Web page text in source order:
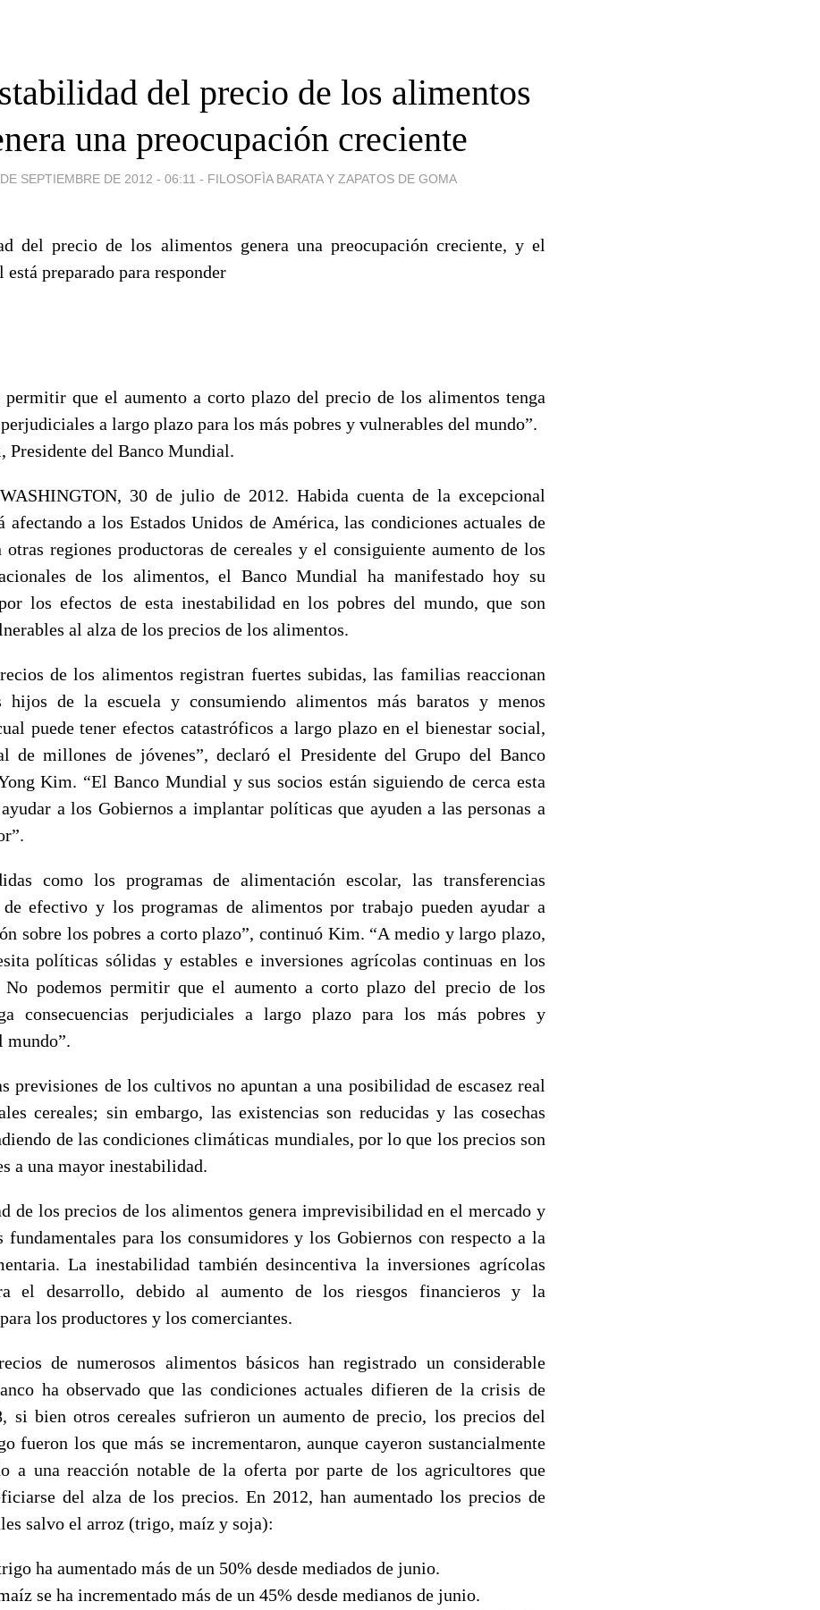
del precio de los alimentos
una preocupación creciente
SEPTIEMBRE DE 2012 - 06:11 - FILOSOFÌA BARATA Y ZAPATOS DE GOMA
del precio de los alimentos genera una preocupación creciente, y el
preparado para responder
permitir que el aumento a corto plazo del precio de los alimentos tenga
a largo plazo para los más pobres y vulnerables del mundo”.
Presidente del Banco Mundial.
30 de julio de 2012. Habida cuenta de la excepcional
afectando a los Estados Unidos de América, las condiciones actuales de
regiones productoras de cereales y el consiguiente aumento de los
de los alimentos, el Banco Mundial ha manifestado hoy su
los efectos de esta inestabilidad en los pobres del mundo, que son
al alza de los precios de los alimentos.
de los alimentos registran fuertes subidas, las familias reaccionan
hijos de la escuela y consumiendo alimentos más baratos y menos
puede tener efectos catastróficos a largo plazo en el bienestar social,
de millones de jóvenes”, declaró el Presidente del Grupo del Banco
Kim. “El Banco Mundial y sus socios están siguiendo de cerca esta
a los Gobiernos a implantar políticas que ayuden a las personas a
como los programas de alimentación escolar, las transferencias
de efectivo y los programas de alimentos por trabajo pueden ayudar a
sobre los pobres a corto plazo”, continuó Kim. “A medio y largo plazo,
políticas sólidas y estables e inversiones agrícolas continuas en los
No podemos permitir que el aumento a corto plazo del precio de los
consecuencias perjudiciales a largo plazo para los más pobres y
mundo”.
previsiones de los cultivos no apuntan a una posibilidad de escasez real
cereales; sin embargo, las existencias son reducidas y las cosechas
de las condiciones climáticas mundiales, por lo que los precios son
a una mayor inestabilidad.
de los precios de los alimentos genera imprevisibilidad en el mercado y
fundamentales para los consumidores y los Gobiernos con respecto a la
La inestabilidad también desincentiva la inversiones agrícolas
el desarrollo, debido al aumento de los riesgos financieros y la
los productores y los comerciantes.
de numerosos alimentos básicos han registrado un considerable
ha observado que las condiciones actuales difieren de la crisis de
si bien otros cereales sufrieron un aumento de precio, los precios del
fueron los que más se incrementaron, aunque cayeron sustancialmente
a una reacción notable de la oferta por parte de los agricultores que
del alza de los precios. En 2012, han aumentado los precios de
salvo el arroz (trigo, maíz y soja):
ha aumentado más de un 50% desde mediados de junio.
se ha incrementado más de un 45% desde medianos de junio.